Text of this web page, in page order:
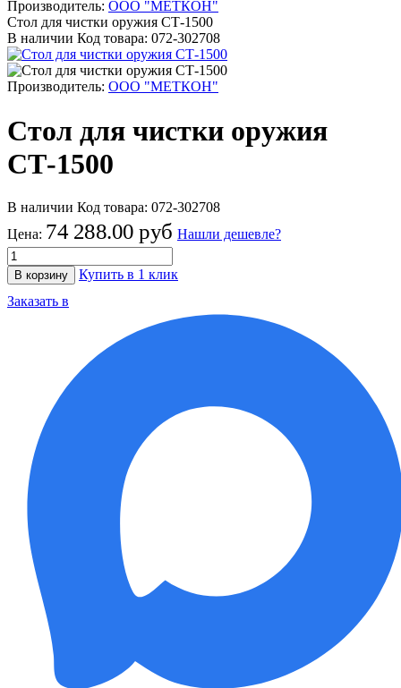
Производитель: ООО "МЕТКОН"
Стол для чистки оружия СТ-1500
В наличии Код товара: 072-302708
Производитель: ООО "МЕТКОН"
Стол для чистки оружия
СТ-1500
В наличии Код товара: 072-302708
Цена: 74 288.00 руб Нашли дешевле?
В корзину
Купить в 1 клик
Заказать в